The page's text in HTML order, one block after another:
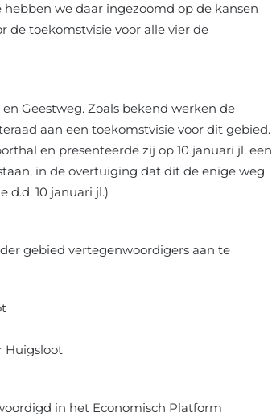
we daar ingezoomd op de kansen
de toekomstvisie voor alle vier de
Geestweg. Zoals bekend werken de
aan een toekomstvisie voor dit gebied.
en presenteerde zij op 10 januari jl. een
in de overtuiging dat dit de enige weg
d.d. 10 januari jl.)
gebied vertegenwoordigers aan te
Huigsloot
in het Economisch Platform